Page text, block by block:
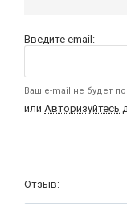
Введите email:
Ваш e-mail не будет
или Авторизуйтесь
Отзыв: